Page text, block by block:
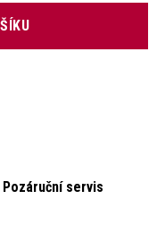
Pozáruční servis